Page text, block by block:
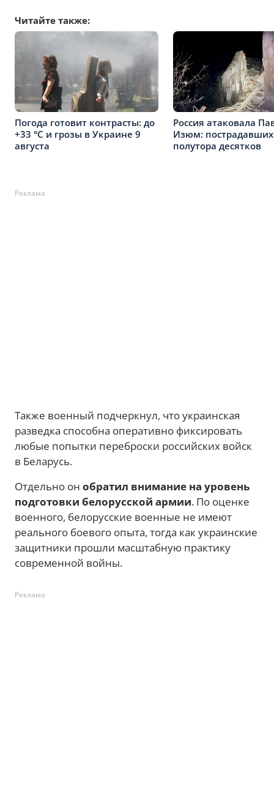
Читайте также:
Погода готовит контрасты: до
+33 °C и грозы в Украине 9
августа
Россия атаковала
Изюм:
полутора десятков
Реклама
Также военный подчеркнул, что украинская
разведка способна оперативно фиксировать
любые попытки переброски российских войск
в Беларусь.
Отдельно он обратил внимание на уровень
подготовки белорусской армии. По оценке
военного, белорусские военные не имеют
реального боевого опыта, тогда как украинские
защитники прошли масштабную практику
современной войны.
Реклама